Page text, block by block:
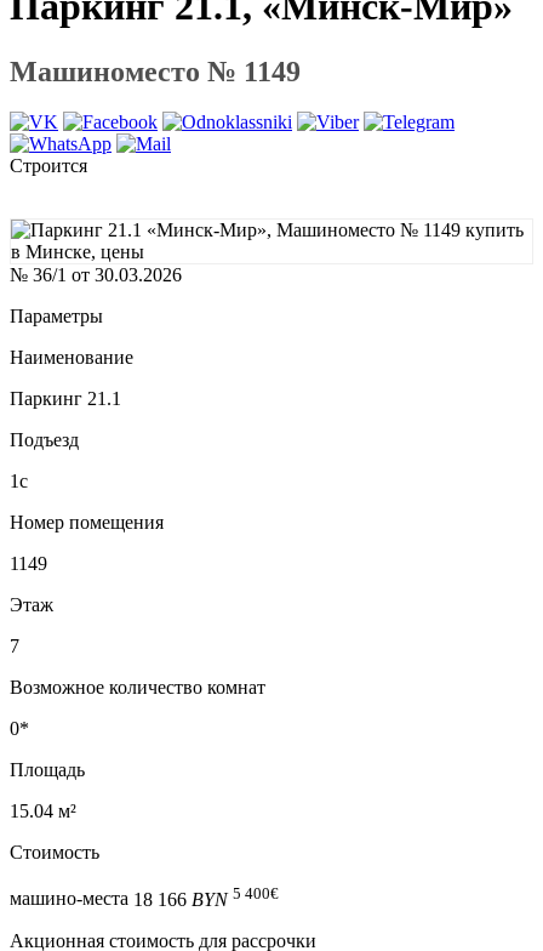
Машиноместо № 1149
Строится
№ 36/1 от 30.03.2026
Параметры
Наименование
Паркинг 21.1
Подъезд
1с
Номер помещения
1149
Этаж
7
Возможное количество комнат
0*
Площадь
15.04 м²
Стоимость
машино-места 18 166 BYN 5 400€
Акционная стоимость для рассрочки